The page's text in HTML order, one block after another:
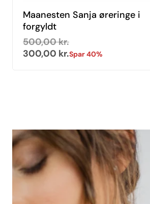
Maanesten Sanja øreringe i
forgyldt
Normal pris
500,00 kr.
Udsalgspris
300,00 kr.Spar 40%